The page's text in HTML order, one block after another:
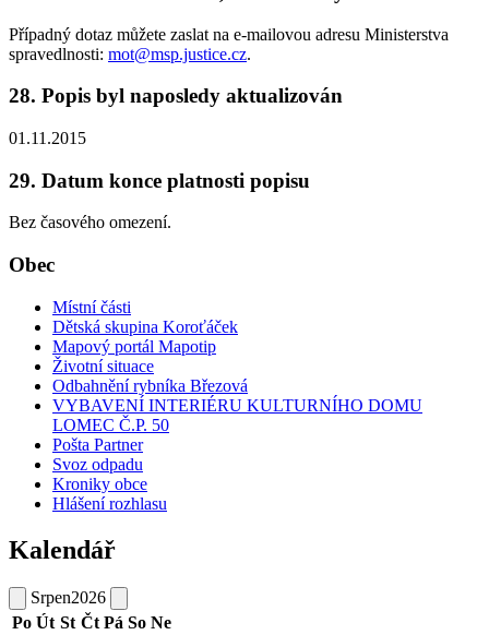
Případný dotaz můžete zaslat na e-mailovou adresu Ministerstva
spravedlnosti: mot@msp.justice.cz.
28. Popis byl naposledy aktualizován
01.11.2015
29. Datum konce platnosti popisu
Bez časového omezení.
Obec
Místní části
Dětská skupina Koroťáček
Mapový portál Mapotip
Životní situace
Odbahnění rybníka Březová
VYBAVENÍ INTERIÉRU KULTURNÍHO DOMU
LOMEC Č.P. 50
Pošta Partner
Svoz odpadu
Kroniky obce
Hlášení rozhlasu
Kalendář
Srpen2026
Po Út St Čt Pá So Ne